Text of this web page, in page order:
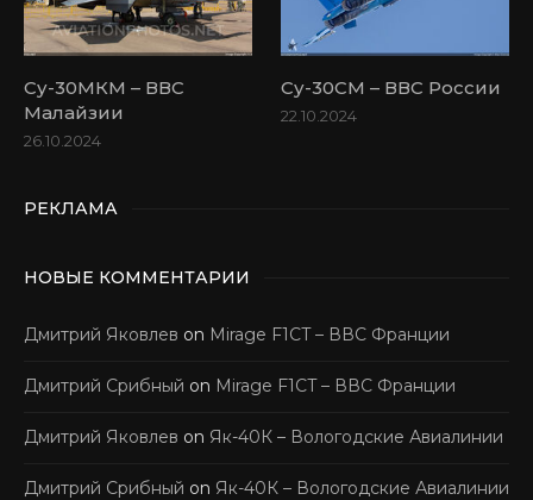
Су-30МКМ – ВВС
Малайзии
26.10.2024
Су-30СМ – ВВС России
22.10.2024
РЕКЛАМА
НОВЫЕ КОММЕНТАРИИ
Дмитрий Яковлев on Mirage F1CT – ВВС Франции
Дмитрий Срибный on Mirage F1CT – ВВС Франции
Дмитрий Яковлев on Як-40К – Вологодские Авиалинии
Дмитрий Срибный on Як-40К – Вологодские Авиалинии